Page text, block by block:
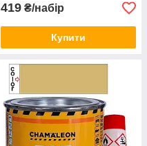
419 ₴/набір
Купити